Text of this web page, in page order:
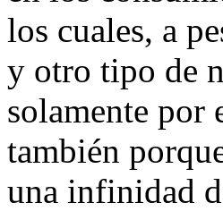
los cuales, a
y otro tipo de
solamente por
también
una infinidad